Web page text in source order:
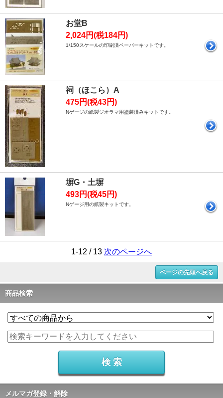
お堂B
2,024円(税184円)
1/150スケールの印刷済ペーパーキットです。
祠（ほこら）A
475円(税43円)
Nゲージの紙製ジオラマ用塗装済みキットです。
塀G・土塀
493円(税45円)
Nゲージ用の紙製キットです。
1-12 / 13 次のページへ
ページの先頭へ戻る
商品検索
メルマガ登録・解除